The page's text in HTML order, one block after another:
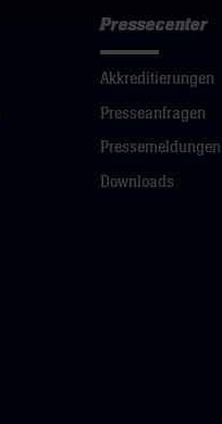
Pressecenter
Akkreditierungen
Presseanfragen
Pressemeldungen
Downloads